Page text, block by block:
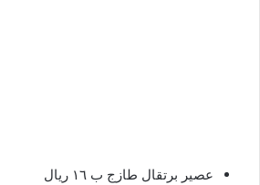
عصير برتقال طازج ب ١٦ ريال